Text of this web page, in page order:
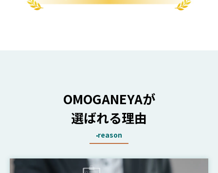
OMOGANEYAが
選ばれる理由
reason